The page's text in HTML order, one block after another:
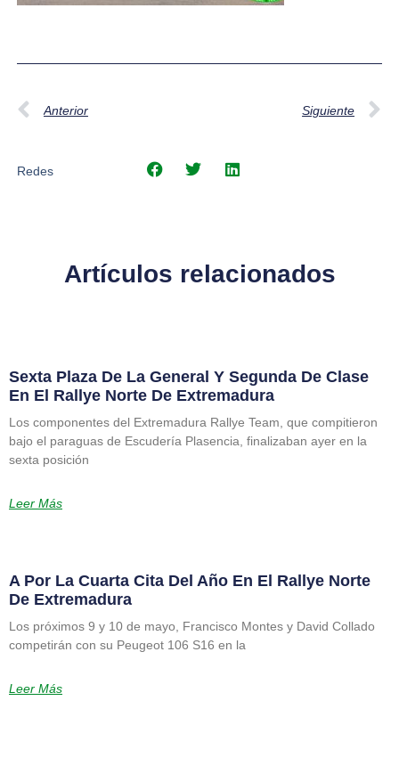
Anterior Siguiente
Redes
Artículos relacionados
Sexta Plaza De La General Y Segunda De Clase
En El Rallye Norte De Extremadura
Los componentes del Extremadura Rallye Team, que compitieron
bajo el paraguas de Escudería Plasencia, finalizaban ayer en la
sexta posición
Leer Más
A Por La Cuarta Cita Del Año En El Rallye Norte
De Extremadura
Los próximos 9 y 10 de mayo, Francisco Montes y David Collado
competirán con su Peugeot 106 S16 en la
Leer Más